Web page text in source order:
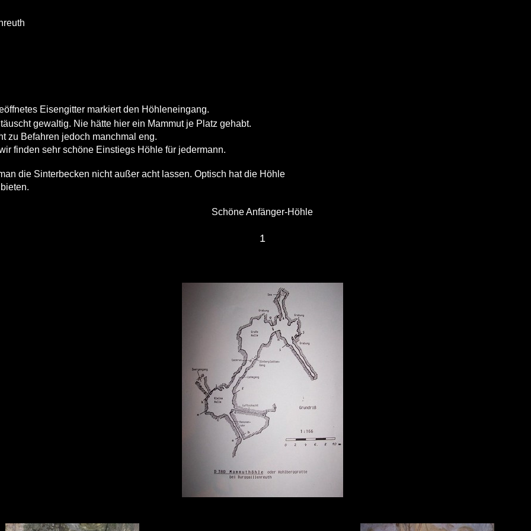
Eisengitter markiert den Höhleneingang.
gewaltig. Nie hätte hier ein Mammut je Platz gehabt.
zu Befahren jedoch manchmal eng.
finden sehr schöne Einstiegs Höhle für jedermann.
die Sinterbecken nicht außer acht lassen. Optisch hat die Höhle
Schöne Anfänger-Höhle
1